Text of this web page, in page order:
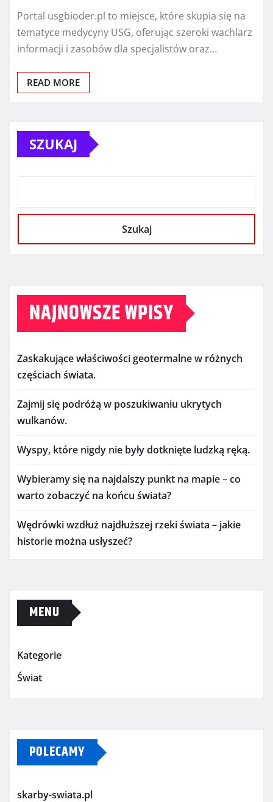
Portal usgbioder.pl to miejsce, które skupia się na
tematyce medycyny USG, oferując szeroki wachlarz
informacji i zasobów dla specjalistów oraz…
READ MORE
SZUKAJ
Szukaj
NAJNOWSZE WPISY
Zaskakujące właściwości geotermalne w różnych
częściach świata.
Zajmij się podróżą w poszukiwaniu ukrytych
wulkanów.
Wyspy, które nigdy nie były dotknięte ludzką ręką.
Wybieramy się na najdalszy punkt na mapie – co
warto zobaczyć na końcu świata?
Wędrówki wzdłuż najdłuższej rzeki świata – jakie
historie można usłyszeć?
MENU
Kategorie
Świat
POLECAMY
skarby-swiata.pl